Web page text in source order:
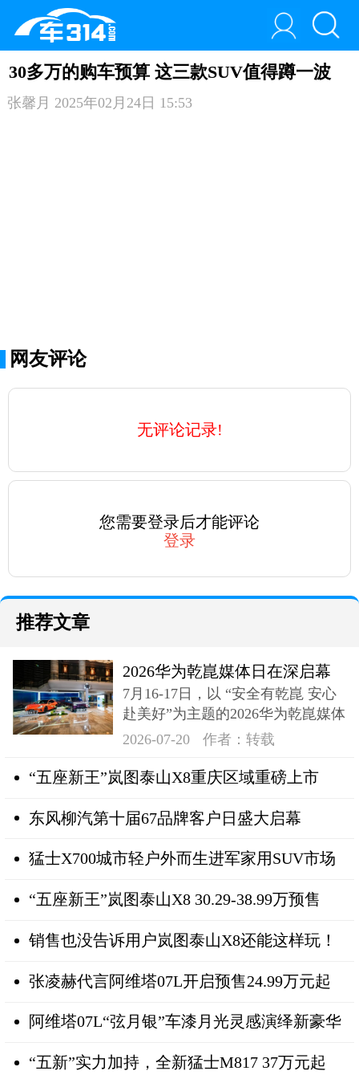
30多万的购车预算 这三款SUV值得蹲一波
张馨月 2025年02月24日 15:53
网友评论
无评论记录!
您需要登录后才能评论
登录
推荐文章
2026华为乾崑媒体日在深启幕
奕境X9登场
7月16-17日，以 “安全有乾崑 安心
赴美好”为主题的2026华为乾崑媒体
日在深成功举办
2026-07-20 作者：转载
“五座新王”岚图泰山X8重庆区域重磅上市
东风柳汽第十届67品牌客户日盛大启幕
猛士X700城市轻户外而生进军家用SUV市场
“五座新王”岚图泰山X8 30.29-38.99万预售
销售也没告诉用户岚图泰山X8还能这样玩！
张凌赫代言阿维塔07L开启预售24.99万元起
阿维塔07L“弦月银”车漆月光灵感演绎新豪华
“五新”实力加持，全新猛士M817 37万元起